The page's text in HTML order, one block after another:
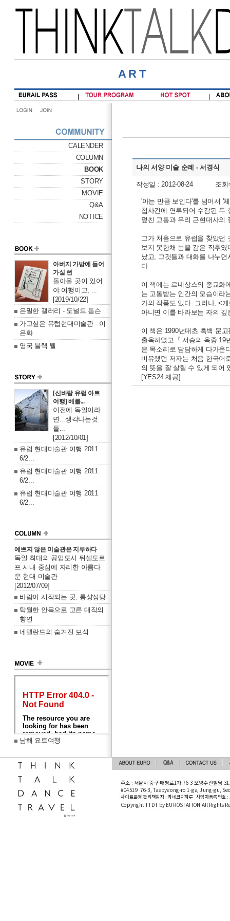
ART
CALENDER
COLUMN
BOOK
STORY
MOVIE
Q&A
NOTICE
아버지 가방에 들어
가실 뻔
돌아올 곳이 있어
야 여행이고, ...
[2019/10/22]
은밀한 갤러리 - 도널드 톰슨
가고싶은 유럽현대미술관 - 이
은화
영국 블랙 웰
[신바람 유럽 아트
여행] 베를...
이전에 독일이라
면...생각나는것
들...
[2012/10/01]
유럽 현대미술관 여행 2011
6/2...
유럽 현대미술관 여행 2011
6/2...
유럽 현대미술관 여행 2011
6/2...
예쁘지 않은 미술관은 지루하다
독일 최대의 공업도시 뒤셀도르
프 시내 중심에 자리한 아름다
운 현대 미술관
[2012/07/09]
바람이 시작되는 곳, 롱샹성당
탁월한 안목으로 고른 대작의
향연
네델란드의 숨겨진 보석
남해 요트여행
나의 서양 미술 순례 - 서경식
작성일 : 2012-08-24 조회
'아는 만큼 보인다'를 넘어서 '
첩사건에 연루되어 수감된 두
덮친 고통과 우리 근현대사의
그가 처음으로 유럽을 찾았던
보지 못한채 눈을 감은 직후
났고, 그것들과 대화를 나누
다.
이 책에는 르네상스의 종교화
는 고통받는 인간의 모습이라
가의 작품도 있다. 그러나, <
아니면 이를 바라보는 자의
이 책은 1990년대초 흑백 문
출옥하였고『 서승의 옥중 19
은 목소리로 담담하게 다가온
비유했던 저자는 처음 한국어
의 뜻을 잘 살릴 수 있게 되어
[YES24 제공]